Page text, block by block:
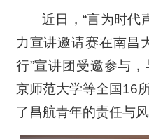
近日，“言为时代
力宣讲邀请赛在南昌
行”宣讲团受邀参与
京师范大学等全国16
了昌航青年的责任与风